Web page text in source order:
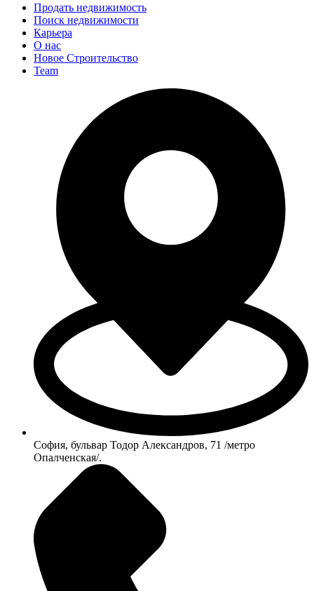
Продать недвижимость
Поиск недвижимости
Карьера
О нас
Новое Строительство
Team
София, бульвар Тодор Александров, 71 /метро
Опалченская/.